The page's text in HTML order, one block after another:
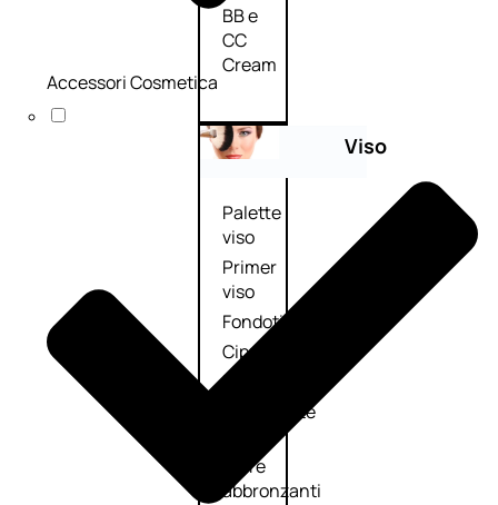
BB e
CC
Cream
Viso
Palette
viso
Primer
viso
Fondotinta
Cipria
Fard/Blush
Illuminante
Terre
abbronzanti
Accessori Cosmetica